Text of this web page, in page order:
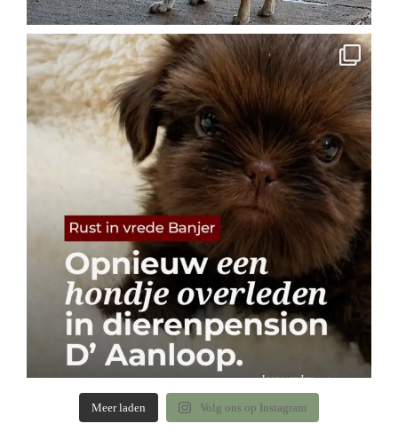
Meer laden Volg ons op Instagram